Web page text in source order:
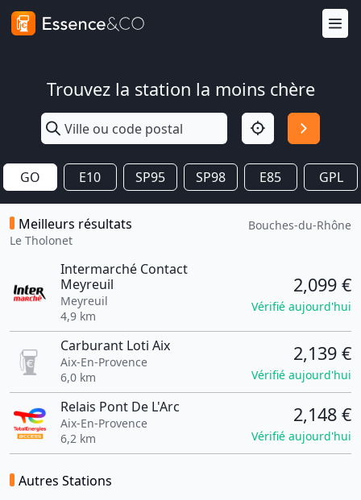
Trouvez la station la moins chère
GO E10 SP95 SP98 E85 GPL
Meilleurs résultats
Le Tholonet
Bouches-du-Rhône
Intermarché Contact
Meyreuil
Meyreuil
4,9 km
2,099 €
Vérifié aujourd'hui
Carburant Loti Aix
Aix-En-Provence
6,0 km
2,139 €
Vérifié aujourd'hui
Relais Pont De L'Arc
Aix-En-Provence
6,2 km
2,148 €
Vérifié aujourd'hui
Autres Stations